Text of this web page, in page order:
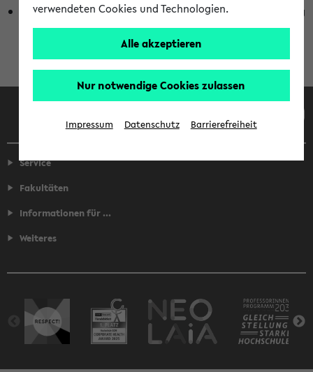
Die Anzeige ist semesterübergreifend und nicht abhängig
vom im eKVV gewählten Semester.
Facebook Instagram LinkedIn TikTok
Service
Fakultäten
Informationen für ...
Weiteres
verwendeten Cookies und Technologien.
Alle akzeptieren
Nur notwendige Cookies zulassen
Impressum Datenschutz Barrierefreiheit